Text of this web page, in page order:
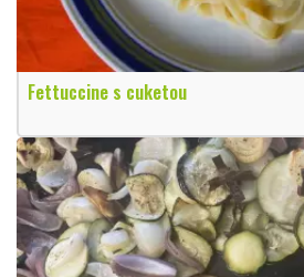
Fettuccine s cuketou